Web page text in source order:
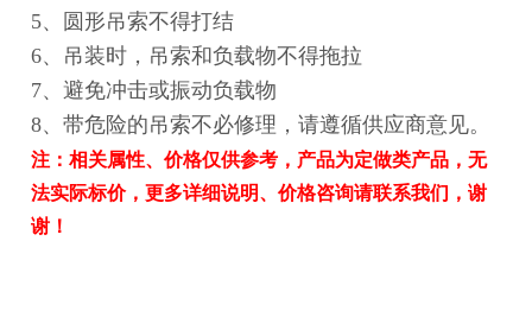
5、圆形吊索不得打结
6、吊装时，吊索和负载物不得拖拉
7、避免冲击或振动负载物
8、带危险的吊索不必修理，请遵循供应商意见。
注：相关属性、价格仅供参考，产品为定做类产品，无
法实际标价，更多详细说明、价格咨询请联系我们，谢
谢！